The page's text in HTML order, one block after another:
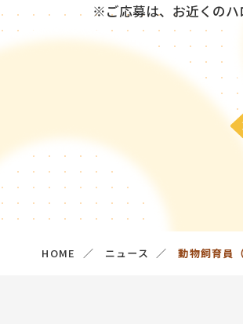
※ご応募は、お近くのハ
HOME ニュース 動物飼育員